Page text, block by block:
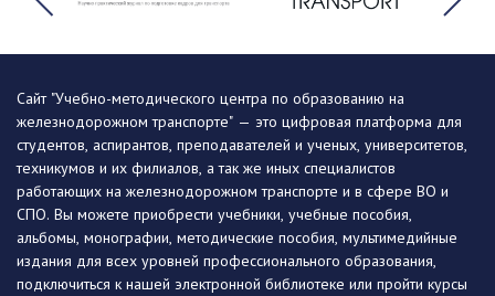
Сайт "Учебно-методического центра по образованию на
железнодорожном транспорте" — это цифровая платформа для
студентов, аспирантов, преподавателей и ученых, университетов,
техникумов и их филиалов, а так же иных специалистов
работающих на железнодорожном транспорте и в сфере ВО и
СПО. Вы можете приобрести учебники, учебные пособия,
альбомы, монографии, методические пособия, мультимедийные
издания для всех уровней профессионального образования,
подключиться к нашей электронной библиотеке или пройти курсы